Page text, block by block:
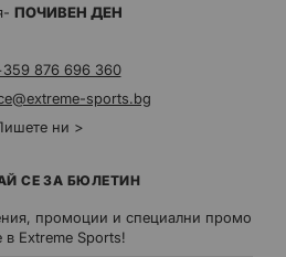
ПОЧИВЕН ДЕН
876 696 360
sports.bg
ни >
СЕ ЗА БЮЛЕТИН
промоции и специални промо
в Extreme Sports!